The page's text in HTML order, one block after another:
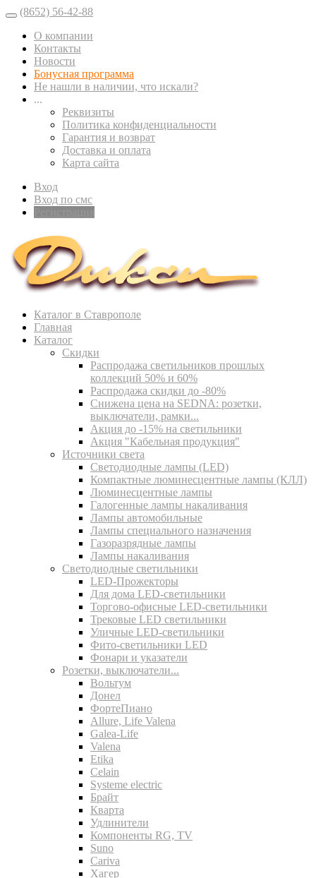
(8652) 56-42-88
О компании
Контакты
Новости
Бонусная программа
Не нашли в наличии, что искали?
...
Реквизиты
Политика конфиденциальности
Гарантия и возврат
Доставка и оплата
Карта сайта
Вход
Вход по смс
Каталог в Ставрополе
Главная
Каталог
Скидки
Распродажа светильников прошлых
коллекций 50% и 60%
Распродажа скидки до -80%
Cнижена цена на SEDNA: розетки,
выключатели, рамки...
Акция до -15% на светильники
Акция "Кабельная продукция"
Источники света
Светодиодные лампы (LED)
Компактные люминесцентные лампы (КЛЛ)
Люминесцентные лампы
Галогенные лампы накаливания
Лампы автомобильные
Лампы специального назначения
Газоразрядные лампы
Лампы накаливания
Светодиодные светильники
LED-Прожекторы
Для дома LED-светильники
Торгово-офисные LED-светильники
Трековые LED светильники
Уличные LED-светильники
Фито-светильники LED
Фонари и указатели
Розетки, выключатели...
Вольтум
Донел
ФортеПиано
Allure, Life Valena
Galea-Life
Valena
Etika
Celain
Systeme electric
Брайт
Кварта
Удлинители
Компоненты RG, TV
Suno
Cariva
Хагер